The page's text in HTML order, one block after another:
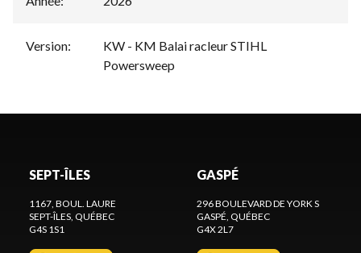
Version:
KW - KM Balai racleur STIHL
Powersweep
SEPT-ÎLES
1167, BOUL. LAURE
SEPT-ÎLES, QUÉBEC
G4S 1S1
GASPÉ
296 BOULEVARD DE YORK S
GASPÉ, QUÉBEC
G4X 2L7